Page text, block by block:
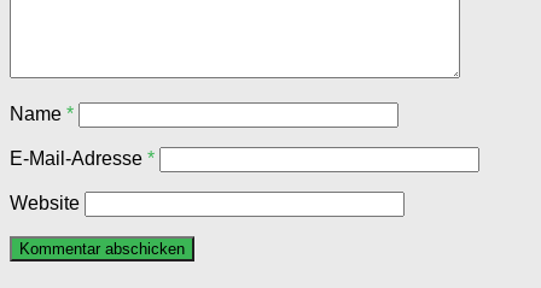
Name *
E-Mail-Adresse *
Website